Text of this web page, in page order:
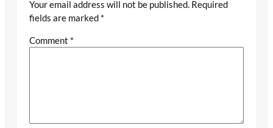
Your email address will not be published. Required
fields are marked *
Comment *